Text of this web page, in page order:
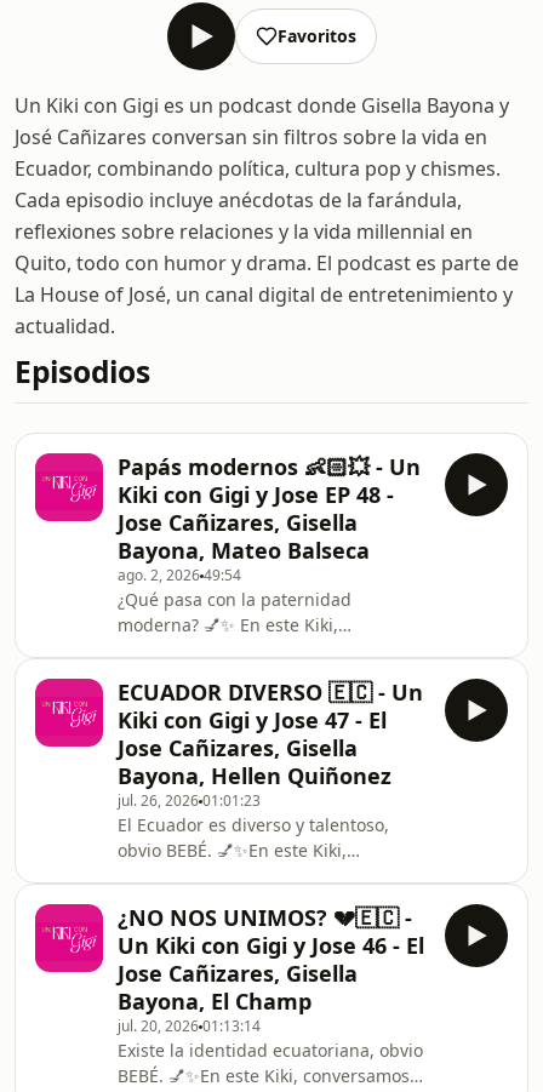
Favoritos
Un Kiki con Gigi es un podcast donde Gisella Bayona y
José Cañizares conversan sin filtros sobre la vida en
Ecuador, combinando política, cultura pop y chismes.
Cada episodio incluye anécdotas de la farándula,
reflexiones sobre relaciones y la vida millennial en
Quito, todo con humor y drama. El podcast es parte de
La House of José, un canal digital de entretenimiento y
actualidad.
Episodios
Papás modernos 👶🏻💥 - Un
Kiki con Gigi y Jose EP 48 -
Jose Cañizares, Gisella
Bayona, Mateo Balseca
ago. 2, 202649:54
¿Qué pasa con la paternidad
moderna? 💅✨ En este Kiki,
comediante Mateo Balseca sobre
cómo ha cambiado la forma de ser
papá hoy en día, las desveladas
interminables con un recién nacido y
las expectativas o miedos que
tenemos al criar a las nuevas
generaciones. 🥺❤️ ¡En este episodio
nos dimos cuenta que ser papá es
todo un reto 🤯 ! 🩺🎙️ Para ti, ¿cómo ha
cambiado la
ECUADOR DIVERSO 🇪🇨 - Un
Kiki con Gigi y Jose 47 - El
Jose Cañizares, Gisella
Bayona, Hellen Quiñonez
jul. 26, 202601:01:23
El Ecuador es diverso y talentoso,
obvio BEBÉ. 💅✨En este Kiki,
Hellen Quiñonez sobre su regreso a
Ecuador, su trayectoria en la
televisión, la importancia de la
representación e inclusión en los
medios, y cómo ha sido romper
estereotipos en la pantalla. Además,
¡se armó el chisme sobre las citas, los
'red flags' y la vida profesional! 🥺❤️
¿NO NOS UNIMOS? 💔🇪🇨 -
Un Kiki con Gigi y Jose 46 - El
Jose Cañizares, Gisella
Bayona, El Champ
jul. 20, 202601:13:14
Existe la identidad ecuatoriana, obvio
BEBÉ. 💅✨En este Kiki, conversamos